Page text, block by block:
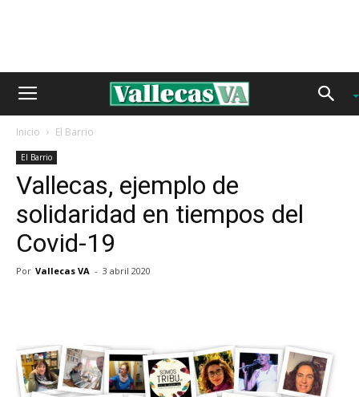
Inicio El Barrio
El Barrio
Vallecas, ejemplo de
solidaridad en tiempos del
Covid-19
Por Vallecas VA - 3 abril 2020